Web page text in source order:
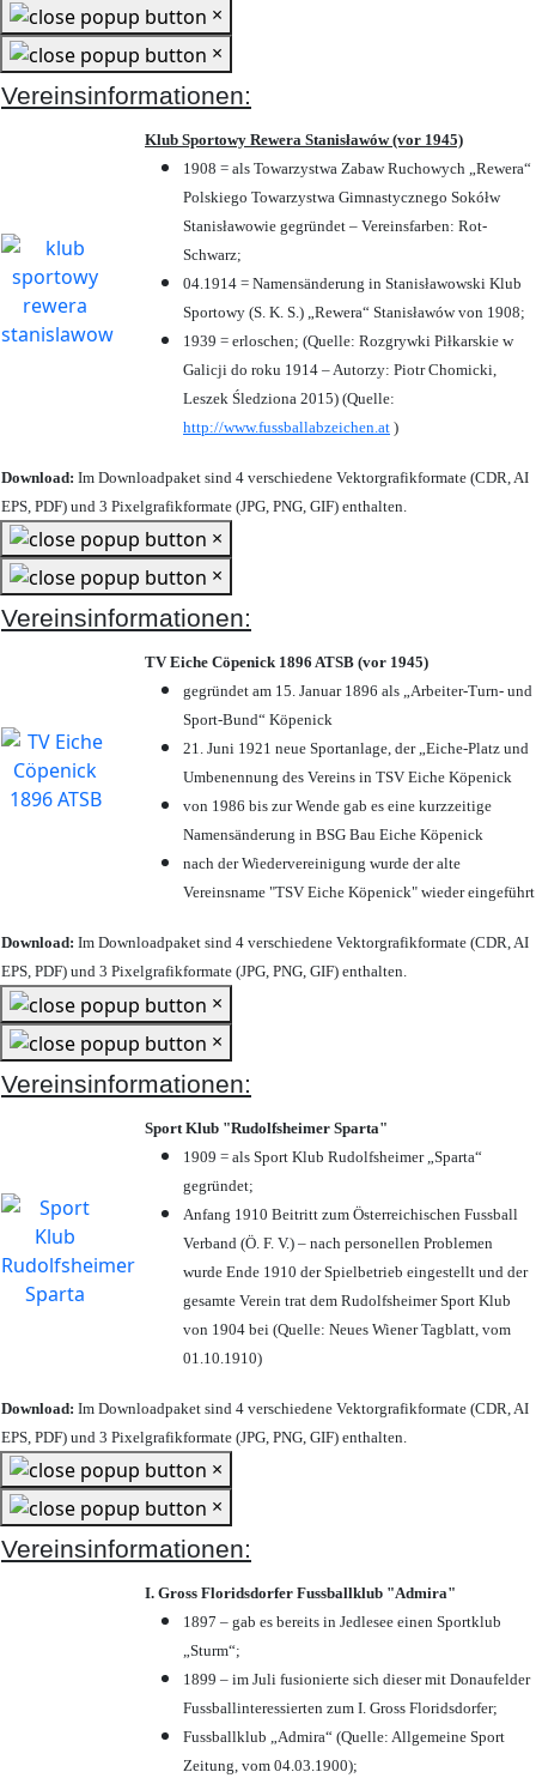
×
×
Vereinsinformationen:
Klub Sportowy Rewera Stanisławów (vor 1945)
1908 = als Towarzystwa Zabaw Ruchowych „Rewera“
Polskiego Towarzystwa Gimnastycznego Sokółw
Stanisławowie gegründet – Vereinsfarben: Rot-
Schwarz;
04.1914 = Namensänderung in Stanisławowski Klub
Sportowy (S. K. S.) „Rewera“ Stanisławów von 1908;
1939 = erloschen; (Quelle: Rozgrywki Piłkarskie w
Galicji do roku 1914 – Autorzy: Piotr Chomicki,
Leszek Śledziona 2015) (Quelle:
http://www.fussballabzeichen.at )
Download: Im Downloadpaket sind 4 verschiedene Vektorgrafikformate (CDR, AI
EPS, PDF) und 3 Pixelgrafikformate (JPG, PNG, GIF) enthalten.
×
×
Vereinsinformationen:
TV Eiche Cöpenick 1896 ATSB (vor 1945)
gegründet am 15. Januar 1896 als „Arbeiter-Turn- und
Sport-Bund“ Köpenick
21. Juni 1921 neue Sportanlage, der „Eiche-Platz und
Umbenennung des Vereins in TSV Eiche Köpenick
von 1986 bis zur Wende gab es eine kurzzeitige
Namensänderung in BSG Bau Eiche Köpenick
nach der Wiedervereinigung wurde der alte
Vereinsname "TSV Eiche Köpenick" wieder eingeführt
Download: Im Downloadpaket sind 4 verschiedene Vektorgrafikformate (CDR, AI
EPS, PDF) und 3 Pixelgrafikformate (JPG, PNG, GIF) enthalten.
×
×
Vereinsinformationen:
Sport Klub "Rudolfsheimer Sparta"
1909 = als Sport Klub Rudolfsheimer „Sparta“
gegründet;
Anfang 1910 Beitritt zum Österreichischen Fussball
Verband (Ö. F. V.) – nach personellen Problemen
wurde Ende 1910 der Spielbetrieb eingestellt und der
gesamte Verein trat dem Rudolfsheimer Sport Klub
von 1904 bei (Quelle: Neues Wiener Tagblatt, vom
01.10.1910)
Download: Im Downloadpaket sind 4 verschiedene Vektorgrafikformate (CDR, AI
EPS, PDF) und 3 Pixelgrafikformate (JPG, PNG, GIF) enthalten.
×
×
Vereinsinformationen:
I. Gross Floridsdorfer Fussballklub "Admira"
1897 – gab es bereits in Jedlesee einen Sportklub
„Sturm“;
1899 – im Juli fusionierte sich dieser mit Donaufelder
Fussballinteressierten zum I. Gross Floridsdorfer;
Fussballklub „Admira“ (Quelle: Allgemeine Sport
Zeitung, vom 04.03.1900);